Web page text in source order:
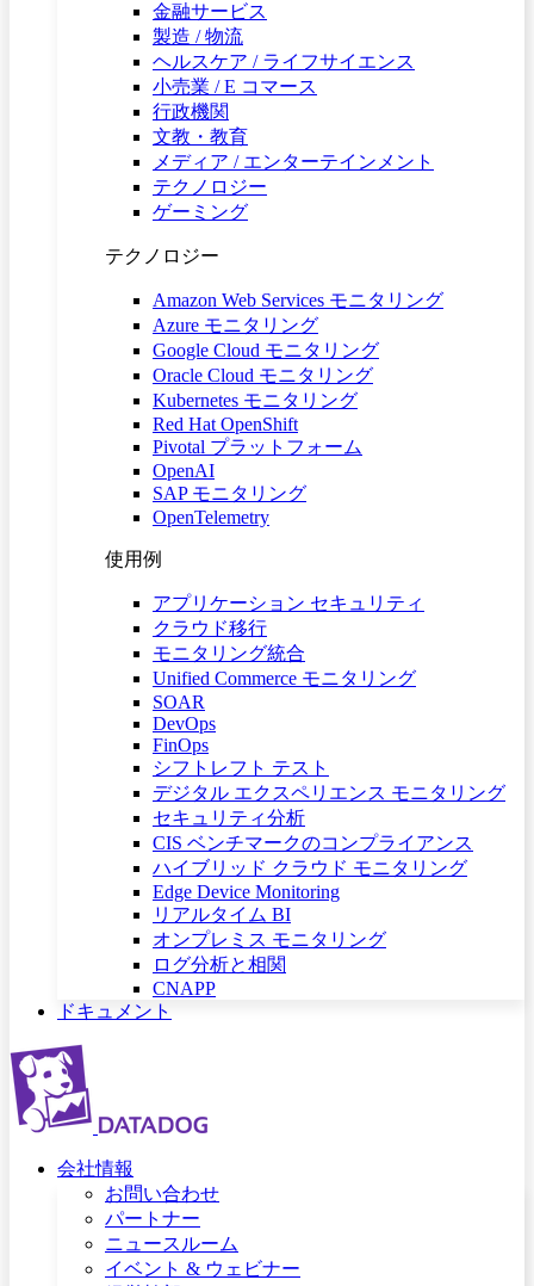
金融サービス
製造 / 物流
ヘルスケア / ライフサイエンス
小売業 / E コマース
行政機関
文教・教育
メディア / エンターテインメント
テクノロジー
ゲーミング
テクノロジー
Amazon Web Services モニタリング
Azure モニタリング
Google Cloud モニタリング
Oracle Cloud モニタリング
Kubernetes モニタリング
Red Hat OpenShift
Pivotal プラットフォーム
OpenAI
SAP モニタリング
OpenTelemetry
使用例
アプリケーション セキュリティ
クラウド移行
モニタリング統合
Unified Commerce モニタリング
SOAR
DevOps
FinOps
シフトレフト テスト
デジタル エクスペリエンス モニタリング
セキュリティ分析
CIS ベンチマークのコンプライアンス
ハイブリッド クラウド モニタリング
Edge Device Monitoring
リアルタイム BI
オンプレミス モニタリング
ログ分析と相関
CNAPP
ドキュメント
会社情報
お問い合わせ
パートナー
ニュースルーム
イベント & ウェビナー